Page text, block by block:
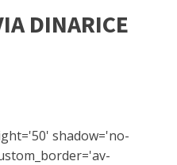
DINARICE
shadow='no-